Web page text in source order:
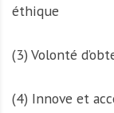
éthique
(3) Volonté
(4) Innove et